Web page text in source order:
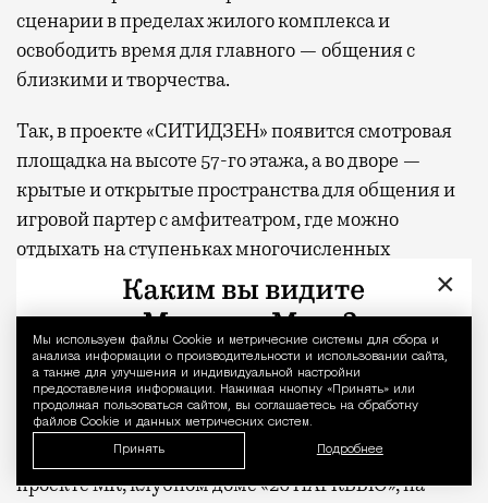
Уведомление
Мы используем файлы Сookie и метрические системы для сбора и
анализа информации о производительности и использовании сайта,
а также для улучшения и индивидуальной настройки
предоставления информации. Нажимая кнопку «Принять» или
продолжая пользоваться сайтом, вы соглашаетесь на обработку
файлов Cookie и данных метрических систем.
Принять Подробнее
сценарии в пределах жилого комплекса и
освободить время для главного — общения с
близкими и творчества.
Так, в проекте «СИТИДЗЕН» появится смотровая
площадка на высоте 57-го этажа, а во дворе —
крытые и открытые пространства для общения и
игровой партер с амфитеатром, где можно
отдыхать на ступеньках многочисленных
лестниц, на пуфах и в сетчатых гамаках. В жилом
комплексе «МИРА» — двухуровневое лобби с
выходом в парк, фитнес-студией и всесезонной
чайной верандой во дворе. В «С5» —
многоуровневое арт-пространство на крыше,
переговорные, студия йоги и отдельно стоящий
ресторан авторской кухни. В новом премиальном
проекте MR, клубном доме «26 ПАРКВЬЮ», на
×